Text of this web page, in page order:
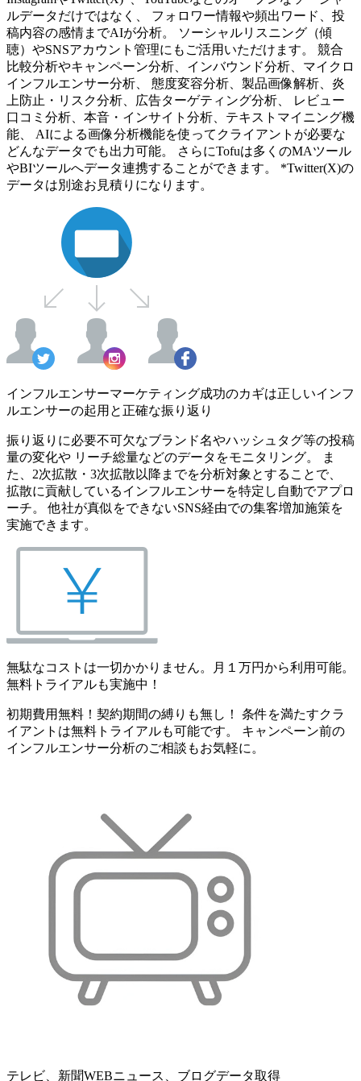
ルデータだけではなく、 フォロワー情報や頻出ワード、投
稿内容の感情までAIが分析。 ソーシャルリスニング（傾
聴）やSNSアカウント管理にもご活用いただけます。 競合
比較分析やキャンペーン分析、インバウンド分析、マイクロ
インフルエンサー分析、 態度変容分析、製品画像解析、炎
上防止・リスク分析、広告ターゲティング分析、 レビュー
口コミ分析、本音・インサイト分析、テキストマイニング機
能、 AIによる画像分析機能を使ってクライアントが必要な
どんなデータでも出力可能。 さらにTofuは多くのMAツール
やBIツールへデータ連携することができます。 *Twitter(X)の
データは別途お見積りになります。
インフルエンサーマーケティング成功のカギは正しいインフ
ルエンサーの起用と正確な振り返り
振り返りに必要不可欠なブランド名やハッシュタグ等の投稿
量の変化や リーチ総量などのデータをモニタリング。 ま
た、2次拡散・3次拡散以降までを分析対象とすることで、
拡散に貢献しているインフルエンサーを特定し自動でアプロ
ーチ。 他社が真似をできないSNS経由での集客増加施策を
実施できます。
無駄なコストは一切かかりません。月１万円から利用可能。
無料トライアルも実施中！
初期費用無料！契約期間の縛りも無し！ 条件を満たすクラ
イアントは無料トライアルも可能です。 キャンペーン前の
インフルエンサー分析のご相談もお気軽に。
テレビ、新聞WEBニュース、ブログデータ取得